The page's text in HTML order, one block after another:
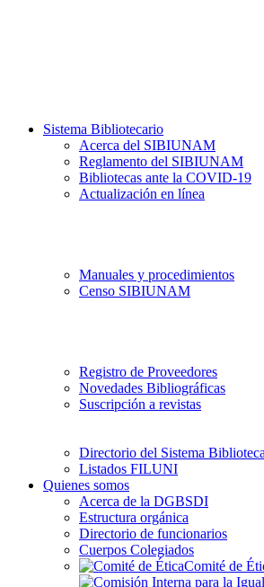
Sistema Bibliotecario
Acerca del SIBIUNAM
Reglamento del SIBIUNAM
Bibliotecas ante la COVID-19
Actualización en línea
Manuales y procedimientos
Censo SIBIUNAM
Registro de Proveedores
Novedades Bibliográficas
Suscripción a revistas
Directorio del Sistema
Listados FILUNI
Quienes somos
Acerca de la DGBSDI
Estructura orgánica
Directorio de funcionarios
Cuerpos Colegiados
Comité de